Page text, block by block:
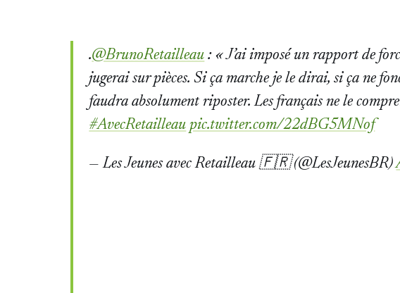
.@BrunoRetailleau : « J’ai imposé un rapport de
jugerai sur pièces. Si ça marche je le dirai, si ça ne
faudra absolument riposter. Les français ne le
#AvecRetailleau pic.twitter.com/22dBG5MNof
— Les Jeunes avec Retailleau 🇫🇷 (@LesJeunesBR)